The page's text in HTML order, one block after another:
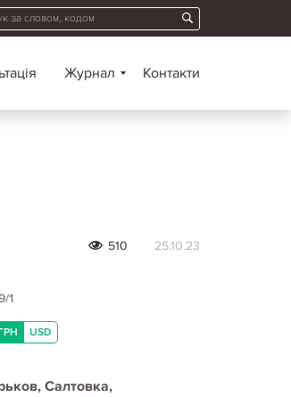
Журнал Контакти
510 25.10.23
1
USD
Салтовка,